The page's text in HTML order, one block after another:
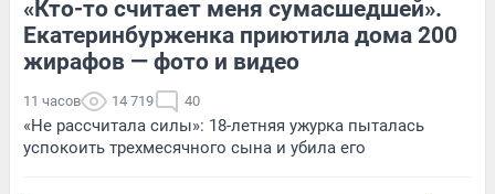
«Кто-то считает меня сумасшедшей».
Екатеринбурженка приютила дома 200
жирафов — фото и видео
11 часов 14 719 40
«Не рассчитала силы»: 18-летняя ужурка пыталась
успокоить трехмесячного сына и убила его